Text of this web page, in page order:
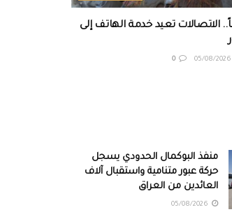
14 عاماً.. الاتصالات تعيد خدمة الهاتف إلى
0
منفذ البوكمال الحدودي يسجل
حركة عبور متنامية واستقبال آلاف
العائدين من العراق